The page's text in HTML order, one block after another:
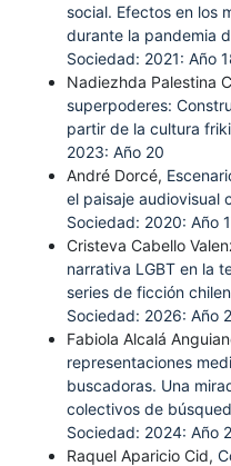
social. Efectos en los
durante la pandemia
Sociedad: 2021: Año
Nadiezhda Palestina
superpoderes:
partir de la cultura friki
2023: Año 20
André Dorcé,
el paisaje audiovisual
Sociedad: 2020: Año
Cristeva Cabello
narrativa LGBT en la
series de ficción
Sociedad: 2026: Año
Fabiola Alcalá
representaciones
buscadoras. Una
colectivos de
Sociedad: 2024: Año
Raquel Aparicio Cid,